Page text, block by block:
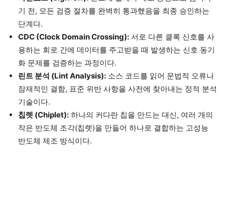
기 전, 모든 검증 절차를 완벽히 통과했음을 최종 승인하는
단계다.
CDC (Clock Domain Crossing): 서로 다른 클록 신호를 사
용하는 회로 간에 데이터를 주고받을 때 발생하는 신호 동기
화 문제를 검증하는 과정이다.
린트 분석 (Lint Analysis): 소스 코드를 읽어 문법적 오류나
잠재적인 결함, 표준 위반 사항을 사전에 찾아내는 정적 분석
기술이다.
칩렛 (Chiplet): 하나의 커다란 칩을 만드는 대신, 여러 개의
작은 반도체 조각(칩렛)을 만들어 하나로 결합하는 고성능
반도체 제조 방식이다.